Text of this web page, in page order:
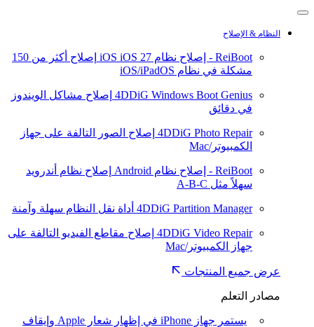
النظام & الإصلاح
ReiBoot - إصلاح نظام iOS iOS 27
إصلاح أكثر من 150
مشكلة في نظام iOS/iPadOS
4DDiG Windows Boot Genius إصلاح مشاكل الويندوز
في دقائق
4DDiG Photo Repair إصلاح الصور التالفة على جهاز
الكمبيوتر/Mac
ReiBoot - إصلاح نظام Android
إصلاح نظام أندرويد
سهلاً مثل A-B-C
4DDiG Partition Manager أداة نقل النظام سهلة وآمنة
4DDiG Video Repair إصلاح مقاطع الفيديو التالفة على
جهاز الكمبيوتر/Mac
عرض جميع المنتجات
مصادر التعلم
يستمر جهاز iPhone في إظهار شعار Apple وإيقاف